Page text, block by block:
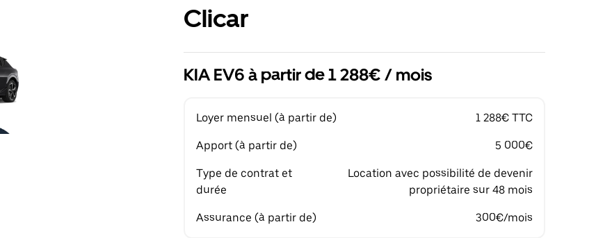
Clicar
KIA EV6 à partir de 1 288€ / mois
Loyer mensuel (à partir de) 1 288€ TTC
Apport (à partir de) 5 000€
Type de contrat et
durée
Location avec possibilité de devenir
propriétaire sur 48 mois
Assurance (à partir de) 300€/mois